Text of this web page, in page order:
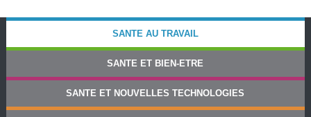
SANTE AU TRAVAIL
SANTE ET BIEN-ETRE
SANTE ET NOUVELLES TECHNOLOGIES